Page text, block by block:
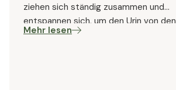
ziehen sich ständig zusammen und
entspannen sich, um den Urin von den
Nieren nach unten zu befördert.
Mehr lesen